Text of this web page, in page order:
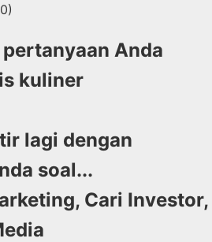
Anda
kuliner
lagi dengan
soal...
Cari Investor,